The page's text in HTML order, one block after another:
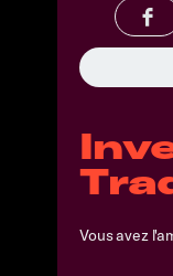
Vous avez